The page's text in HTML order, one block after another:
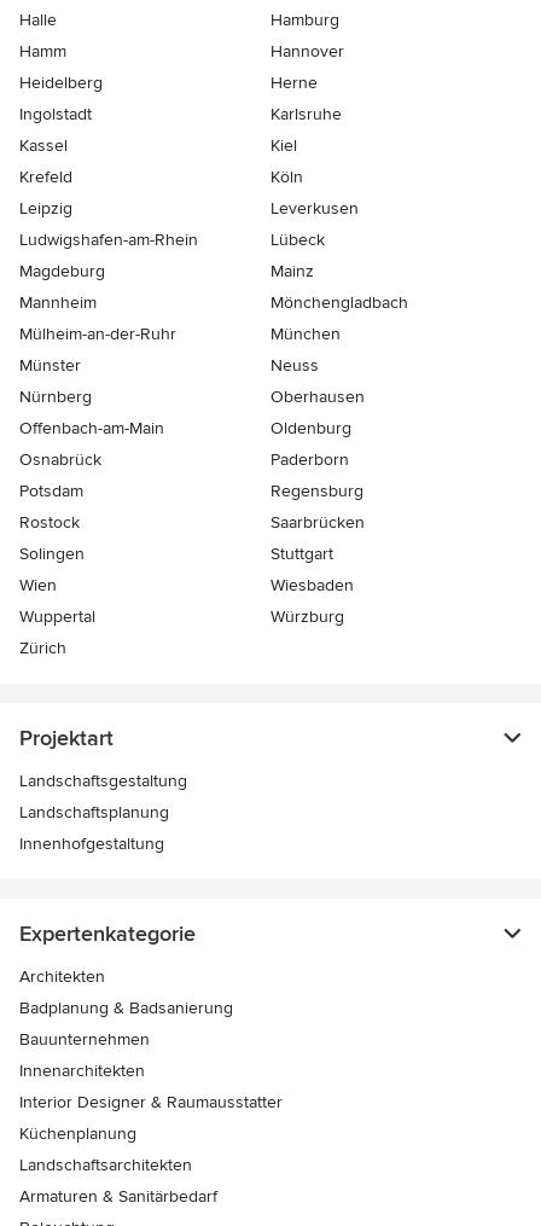
Halle
Hamburg
Hamm
Hannover
Heidelberg
Herne
Ingolstadt
Karlsruhe
Kassel
Kiel
Krefeld
Köln
Leipzig
Leverkusen
Ludwigshafen-am-Rhein
Lübeck
Magdeburg
Mainz
Mannheim
Mönchen­gladbach
Mülheim-an-der-Ruhr
München
Münster
Neuss
Nürnberg
Oberhausen
Offenbach-am-Main
Oldenburg
Osnabrück
Paderborn
Potsdam
Regensburg
Rostock
Saarbrücken
Solingen
Stuttgart
Wien
Wiesbaden
Wuppertal
Würzburg
Zürich
Projektart
Landschaftsgestaltung
Landschaftsplanung
Innenhofgestaltung
Expertenkategorie
Architekten
Badplanung & Badsanierung
Bauunternehmen
Innenarchitekten
Interior Designer & Raumausstatter
Küchenplanung
Landschaftsarchitekten
Armaturen & Sanitärbedarf